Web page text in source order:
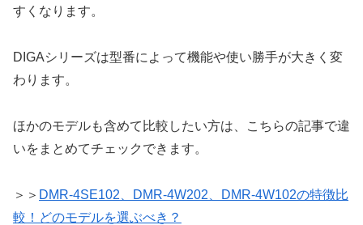
すくなります。
DIGAシリーズは型番によって機能や使い勝手が大きく変
わります。
ほかのモデルも含めて比較したい方は、こちらの記事で違
いをまとめてチェックできます。
＞＞ DMR-4SE102、DMR-4W202、DMR-4W102の特徴比
較！どのモデルを選ぶべき？